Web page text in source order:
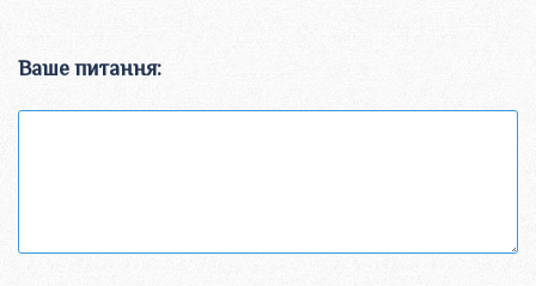
Ваше питання: